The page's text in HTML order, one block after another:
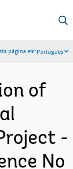
página em:Português
of
-
No